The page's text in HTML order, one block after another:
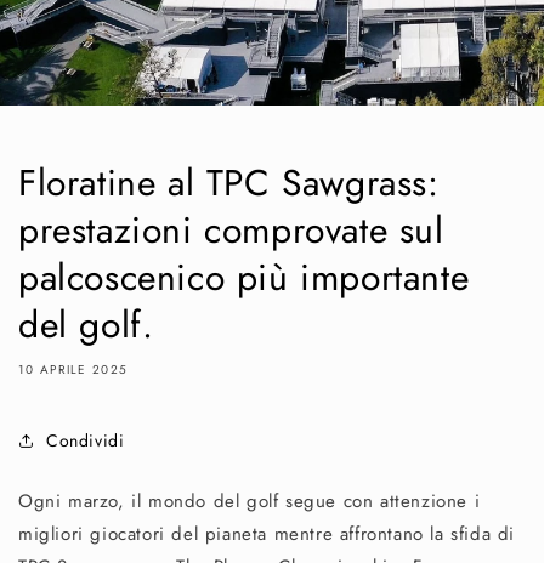
Floratine al TPC Sawgrass:
prestazioni comprovate sul
palcoscenico più importante
del golf.
10 APRILE 2025
Condividi
Ogni marzo, il mondo del golf segue con attenzione i
migliori giocatori del pianeta mentre affrontano la sfida di